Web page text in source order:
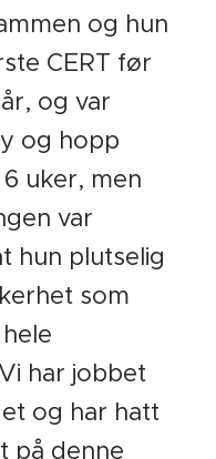
og hun
CERT før
og var
og hopp
uker, men
var
hun plutselig
som
har jobbet
og har hatt
på denne